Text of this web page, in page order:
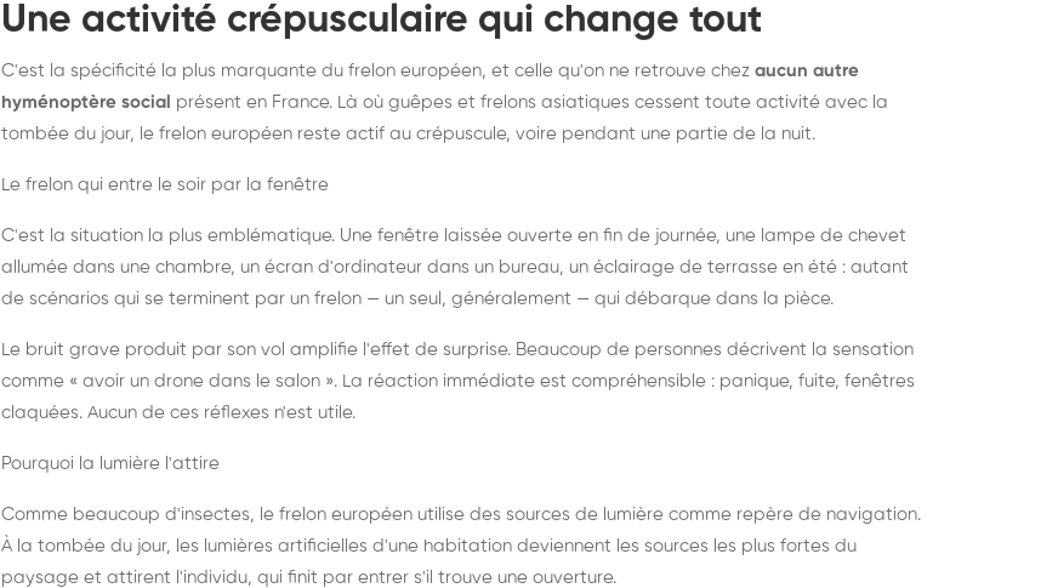
Une activité crépusculaire qui change tout
C'est la spécificité la plus marquante du frelon européen, et celle qu'on ne retrouve chez aucun autre
hyménoptère social présent en France. Là où guêpes et frelons asiatiques cessent toute activité avec la
tombée du jour, le frelon européen reste actif au crépuscule, voire pendant une partie de la nuit.
Le frelon qui entre le soir par la fenêtre
C'est la situation la plus emblématique. Une fenêtre laissée ouverte en fin de journée, une lampe de chevet
allumée dans une chambre, un écran d'ordinateur dans un bureau, un éclairage de terrasse en été : autant
de scénarios qui se terminent par un frelon — un seul, généralement — qui débarque dans la pièce.
Le bruit grave produit par son vol amplifie l'effet de surprise. Beaucoup de personnes décrivent la sensation
comme « avoir un drone dans le salon ». La réaction immédiate est compréhensible : panique, fuite, fenêtres
claquées. Aucun de ces réflexes n'est utile.
Pourquoi la lumière l'attire
Comme beaucoup d'insectes, le frelon européen utilise des sources de lumière comme repère de navigation.
À la tombée du jour, les lumières artificielles d'une habitation deviennent les sources les plus fortes du
paysage et attirent l'individu, qui finit par entrer s'il trouve une ouverture.